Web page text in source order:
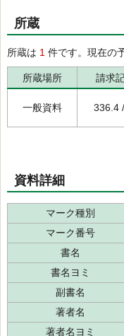
所蔵
所蔵は 1 件です。現在の
所蔵場所 請求
一般資料 336.4
資料詳細
マーク種別
マーク番号
書名
書名ヨミ
副書名
著者名
著者名ヨミ